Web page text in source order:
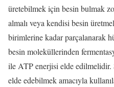
üretebilmek için besin bulmak
almalı veya kendisi besin
birimlerine kadar parçalanarak
besin moleküllerinden
ile ATP enerjisi elde
elde edebilmek amacıyla